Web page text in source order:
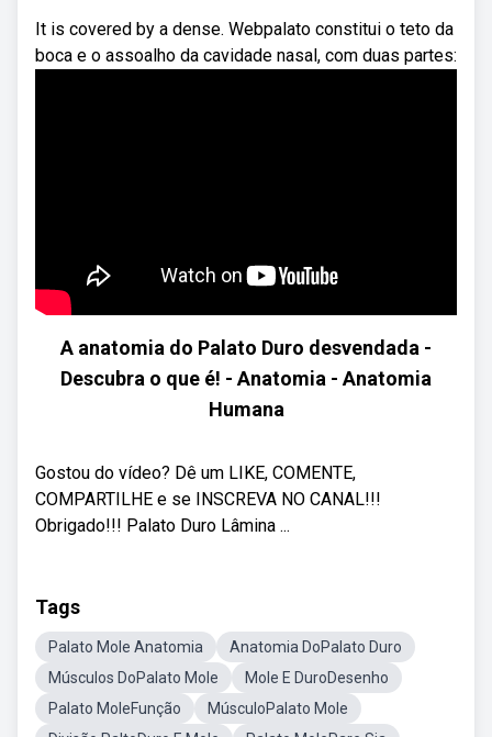
It is covered by a dense. Webpalato constitui o teto da
boca e o assoalho da cavidade nasal, com duas partes:
A anatomia do Palato Duro desvendada -
Descubra o que é! - Anatomia - Anatomia
Humana
Gostou do vídeo? Dê um LIKE, COMENTE,
COMPARTILHE e se INSCREVA NO CANAL!!!
Obrigado!!! Palato Duro Lâmina ...
Tags
Palato Mole Anatomia
Anatomia DoPalato Duro
Músculos DoPalato Mole
Mole E DuroDesenho
Palato MoleFunção
MúsculoPalato Mole